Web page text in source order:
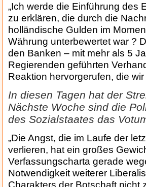
„Ich werde die Einführung des
zu erklären, die durch die
holländische Gulden im
Währung unterbewertet war ?
den Banken – mit mehr als 5
Regierenden geführten
Reaktion hervorgerufen, die wir
In diesen Tagen hat der
Nächste Woche sind die
des Sozialstaates das
„Die Angst, die im Laufe der
verlieren, hat ein großes
Verfassungscharta gerade
Notwendigkeit weiterer
Charakters der Botschaft nicht